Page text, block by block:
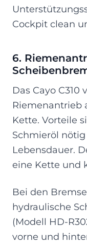
Cockpit clean
6.
Das Cayo
Riemenantrieb
Kette. Vorteile
Schmieröl
Lebensdauer.
eine Kette und
Bei den
hydraulische
(Modell HD-
vorne und